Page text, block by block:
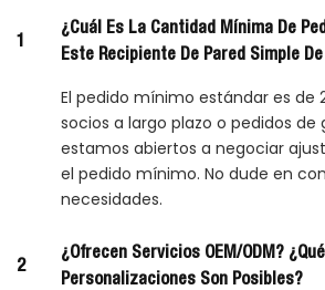
1
¿Cuál Es La Cantidad Mínima De
Este Recipiente De Pared Simple
El pedido mínimo estándar es de
socios a largo plazo o pedidos de
estamos abiertos a negociar
el pedido mínimo. No dude en
necesidades.
2
¿Ofrecen Servicios OEM/ODM? ¿Qué
Personalizaciones Son Posibles?